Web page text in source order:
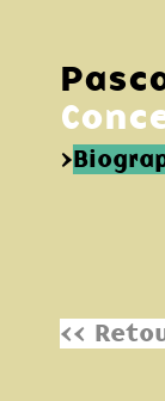
>
<<